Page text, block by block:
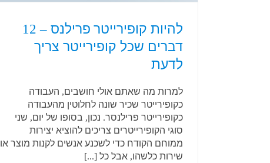
להיות קופירייטר פרילנס – 12
דברים שכל קופירייטר צריך
לדעת
למרות מה שאתם אולי חושבים, העבודה
כקופירייטר שכיר שונה לחלוטין מהעבודה
כקופירייטר פרילנסר. נכון, בסופו של יום, שני
סוגי הקופירייטרים צריכים להוציא יצירות
ממוחם הקודח כדי לשכנע אנשים לקנות מוצר או
שירות כלשהו, אבל כל [...]